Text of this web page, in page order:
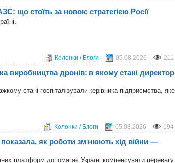
що стоїть за новою стратегією Росії
Колонки / Блоги 05.08.2026 211
виробництва дронів: в якому стані директор
стані госпіталізували керівника підприємства, яке
Колонки / Блоги 05.08.2026 194
як роботи змінюють хід війни —
платформ допомагає Україні компенсувати перевагу